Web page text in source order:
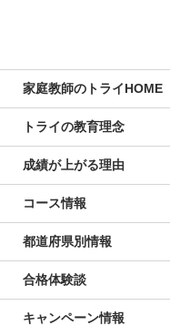
家庭教師のトライHOME
トライの教育理念
成績が上がる理由
コース情報
都道府県別情報
合格体験談
キャンペーン情報